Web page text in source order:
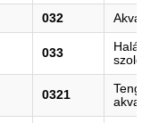
032
033
0321